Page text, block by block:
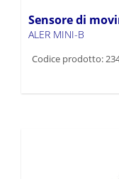
Sensore di
ALER MINI-B
Codice prodotto: